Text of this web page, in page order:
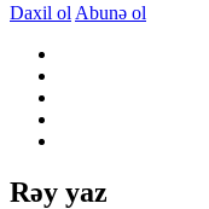
Daxil ol Abunə ol
Rəy yaz